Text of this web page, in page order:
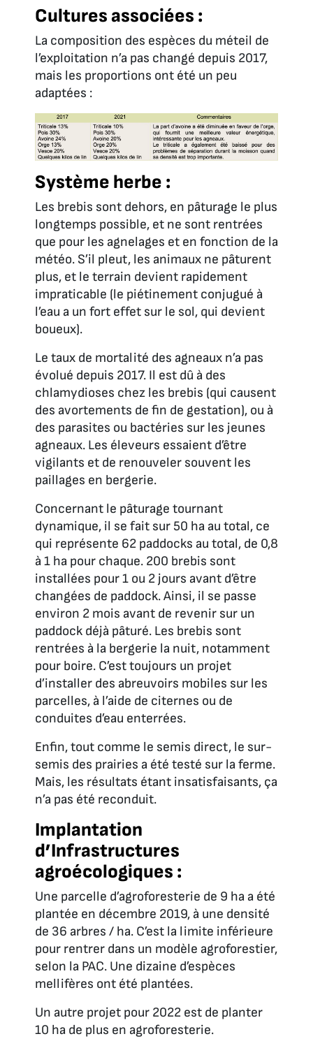
Cultures associées :
La composition des espèces du méteil de
l’exploitation n’a pas changé depuis 2017,
mais les proportions ont été un peu
adaptées :
Système herbe :
Les brebis sont dehors, en pâturage le plus
longtemps possible, et ne sont rentrées
que pour les agnelages et en fonction de la
météo. S’il pleut, les animaux ne pâturent
plus, et le terrain devient rapidement
impraticable (le piétinement conjugué à
l’eau a un fort effet sur le sol, qui devient
boueux).
Le taux de mortalité des agneaux n’a pas
évolué depuis 2017. Il est dû à des
chlamydioses chez les brebis (qui causent
des avortements de fin de gestation), ou à
des parasites ou bactéries sur les jeunes
agneaux. Les éleveurs essaient d’être
vigilants et de renouveler souvent les
paillages en bergerie.
Concernant le pâturage tournant
dynamique, il se fait sur 50 ha au total, ce
qui représente 62 paddocks au total, de 0,8
à 1 ha pour chaque. 200 brebis sont
installées pour 1 ou 2 jours avant d’être
changées de paddock. Ainsi, il se passe
environ 2 mois avant de revenir sur un
paddock déjà pâturé. Les brebis sont
rentrées à la bergerie la nuit, notamment
pour boire. C’est toujours un projet
d’installer des abreuvoirs mobiles sur les
parcelles, à l’aide de citernes ou de
conduites d’eau enterrées.
Enfin, tout comme le semis direct, le sur-
semis des prairies a été testé sur la ferme.
Mais, les résultats étant insatisfaisants, ça
n’a pas été reconduit.
Implantation
d’Infrastructures
agroécologiques :
Une parcelle d’agroforesterie de 9 ha a été
plantée en décembre 2019, à une densité
de 36 arbres / ha. C’est la limite inférieure
pour rentrer dans un modèle agroforestier,
selon la PAC. Une dizaine d’espèces
mellifères ont été plantées.
Un autre projet pour 2022 est de planter
10 ha de plus en agroforesterie.